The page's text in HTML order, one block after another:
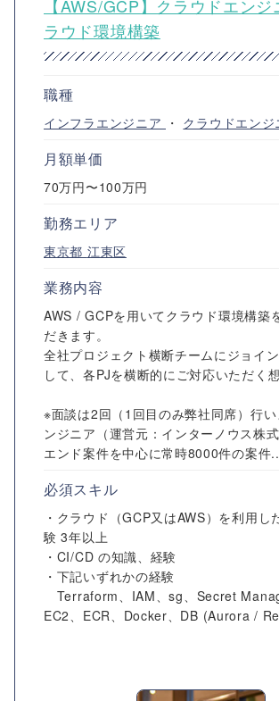
【AWS/GCP】クラウドエン
ラウド環境構築
職種
インフラエンジニア ・ クラウドエンジ
月額単価
70万円〜100万円
勤務エリア
東京都 江東区
業務内容
AWS / GCPを用いてクラウド環境構築
だきます。
全社プロジェクト横断チームにジョイ
して、各PJを横断的にご対応いただく想
※面談は2回（1回目のみ弊社同席）行
ンジニア（運営元：インターノウス株
エンド案件を中心に常時8000件の案件
必須スキル
・クラウド（GCP又はAWS）を利用し
験 3年以上
・CI/CD の知識、経験
・下記いずれかの経験
Terraform、IAM、sg、Secret
EC2、ECR、Docker、DB (Aurora /